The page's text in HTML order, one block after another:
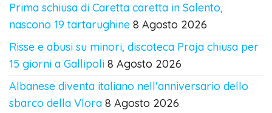
Prima schiusa di Caretta caretta in Salento,
nascono 19 tartarughine 8 Agosto 2026
Risse e abusi su minori, discoteca Praja chiusa per
15 giorni a Gallipoli 8 Agosto 2026
Albanese diventa italiano nell'anniversario dello
sbarco della Vlora 8 Agosto 2026